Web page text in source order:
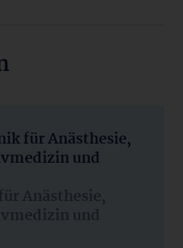
für Anästhesie,
und
Anästhesie,
und